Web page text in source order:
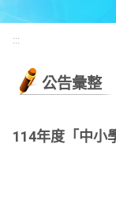
:::
公告彙整
114年度「中小